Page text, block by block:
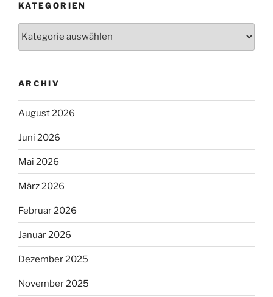
KATEGORIEN
ARCHIV
August 2026
Juni 2026
Mai 2026
März 2026
Februar 2026
Januar 2026
Dezember 2025
November 2025